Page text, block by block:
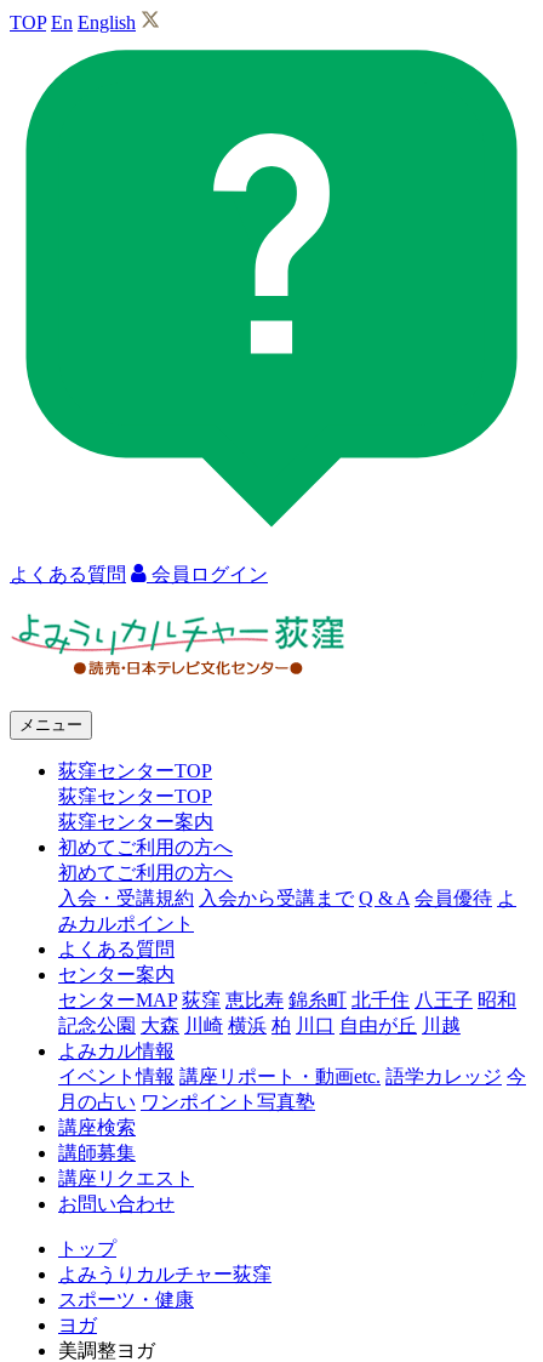
TOP En English
よくある質問 会員ログイン
ャ
窪
メニュー
荻窪センターTOP
荻窪センターTOP
荻窪センター案内
初めてご利用の方へ
初めてご利用の方へ
入会・受講規約 入会から受講まで Q & A 会員優待 よ
みカルポイント
よくある質問
センター案内
センターMAP 荻窪 恵比寿 錦糸町 北千住 八王子 昭和
記念公園 大森 川崎 横浜 柏 川口 自由が丘 川越
よみカル情報
イベント情報 講座リポート・動画etc. 語学カレッジ 今
月の占い ワンポイント写真塾
講座検索
講師募集
講座リクエスト
お問い合わせ
トップ
よみうりカルチャー荻窪
スポーツ・健康
ヨガ
美調整ヨガ